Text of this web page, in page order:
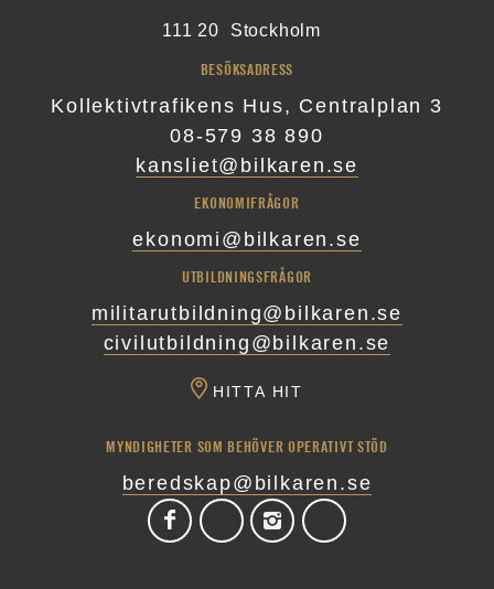
111 20 Stockholm
BESÖKSADRESS
Kollektivtrafikens Hus, Centralplan 3
08-579 38 890
kansliet@bilkaren.se
EKONOMIFRÅGOR
ekonomi@bilkaren.se
UTBILDNINGSFRÅGOR
militarutbildning@bilkaren.se
civilutbildning@bilkaren.se
HITTA HIT
MYNDIGHETER SOM BEHÖVER OPERATIVT STÖD
beredskap@bilkaren.se